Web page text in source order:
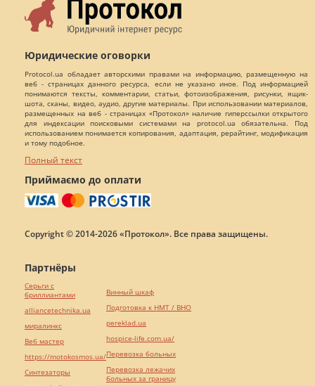
Юридические оговорки
Protocol.ua обладает авторскими правами на информацию, размещенную на
веб - страницах данного ресурса, если не указано иное. Под информацией
понимаются тексты, комментарии, статьи, фотоизображения, рисунки, ящик-
шота, сканы, видео, аудио, другие материалы. При использовании материалов,
размещенных на веб - страницах «Протокол» наличие гиперссылки открытого
для индексации поисковыми системами на protocol.ua обязательна. Под
использованием понимается копирования, адаптация, рерайтинг, модификация
и тому подобное.
Полный текст
Приймаємо до оплати
Copyright © 2014-2026 «Протокол». Все права защищены.
Партнёры
Серьги с
бриллиантами
alliancetechnika.ua
миралинкс
Веб мастер
https://motokosmos.ua/
Синтезаторы
Винный шкаф
Подготовка к НМТ / ВНО
pereklad.ua
hospice-life.com.ua/
Перевозка больных
Перевозка лежачих
больных за границу